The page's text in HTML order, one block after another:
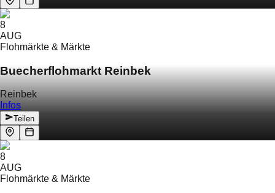
8
AUG
Flohmärkte & Märkte
Buecherflohmarkt Reinbek
Reinbek
Infos
Teilen
8
AUG
Flohmärkte & Märkte